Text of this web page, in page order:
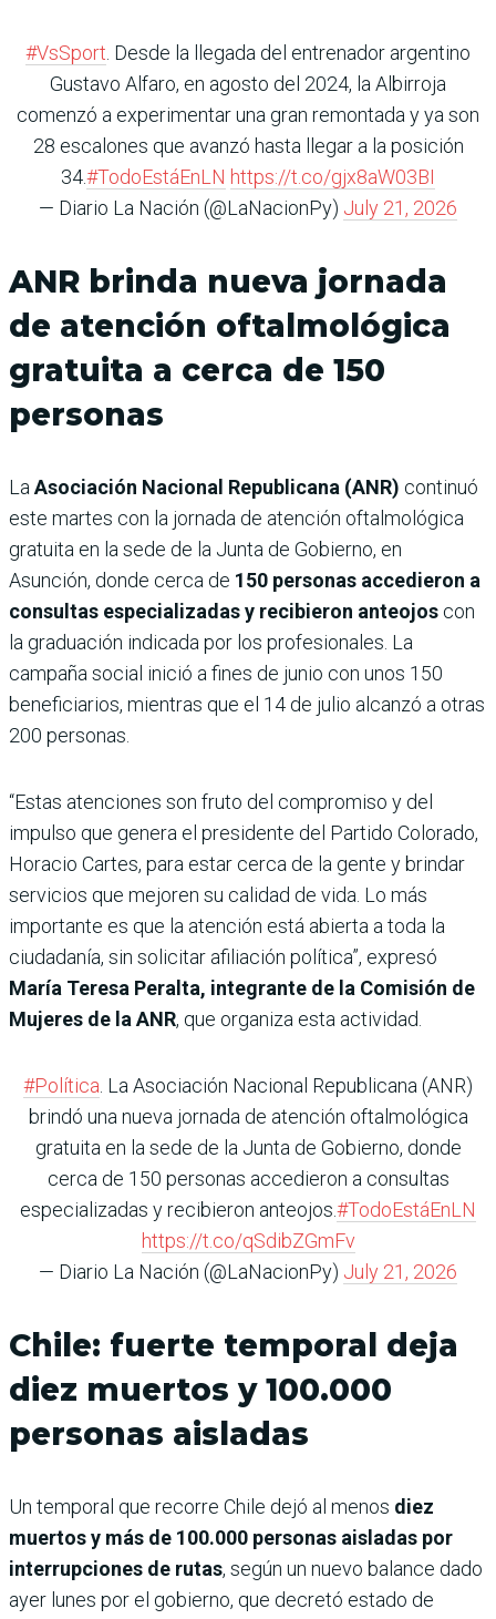
#VsSport. Desde la llegada del entrenador argentino
Gustavo Alfaro, en agosto del 2024, la Albirroja
comenzó a experimentar una gran remontada y ya son
28 escalones que avanzó hasta llegar a la posición
34.#TodoEstáEnLN https://t.co/gjx8aW03BI
— Diario La Nación (@LaNacionPy) July 21, 2026
ANR brinda nueva jornada
de atención oftalmológica
gratuita a cerca de 150
personas
LaAsociación Nacional Republicana (ANR) continuó
este martes con la jornada de atención oftalmológica
gratuita en la sede de la Junta de Gobierno, en
Asunción, donde cerca de 150 personas accedieron a
consultas especializadas y recibieron anteojos con
la graduación indicada por los profesionales. La
campaña social inició a fines de junio con unos 150
beneficiarios, mientras que el 14 de julio alcanzó a otras
200 personas.
“Estas atenciones son fruto del compromiso y del
impulso que genera el presidente del Partido Colorado,
Horacio Cartes, para estar cerca de la gente y brindar
servicios que mejoren su calidad de vida. Lo más
importante es que la atención está abierta a toda la
ciudadanía, sin solicitar afiliación política”, expresó
María Teresa Peralta, integrante de la Comisión de
Mujeres de la ANR, que organiza esta actividad.
#Política. La Asociación Nacional Republicana (ANR)
brindó una nueva jornada de atención oftalmológica
gratuita en la sede de la Junta de Gobierno, donde
cerca de 150 personas accedieron a consultas
especializadas y recibieron anteojos.#TodoEstáEnLN
https://t.co/qSdibZGmFv
— Diario La Nación (@LaNacionPy) July 21, 2026
Chile: fuerte temporal deja
diez muertos y 100.000
personas aisladas
Un temporal que recorre Chile dejó al menos diez
muertos y más de 100.000 personas aisladas por
interrupciones de rutas, según un nuevo balance dado
ayer lunes por el gobierno, que decretó estado de